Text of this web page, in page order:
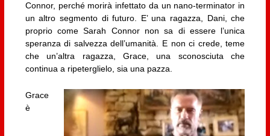
Connor, perché morirà infettato da un nano-terminator in
un altro segmento di futuro. E’ una ragazza, Dani, che
proprio come Sarah Connor non sa di essere l’unica
speranza di salvezza dell’umanità. E non ci crede, teme
che un’altra ragazza, Grace, una sconosciuta che
continua a ripeterglielo, sia una pazza.
Grace
è